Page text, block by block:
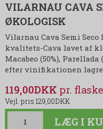
VILARNAU CAVA
ØKOLOGISK
Vilarnau Cava Semi
kvalitets-Cava lavet af
Macabeo (50%), Parellada
efter vinifikationen
119,00DKK
129,00DKK
LÆG I